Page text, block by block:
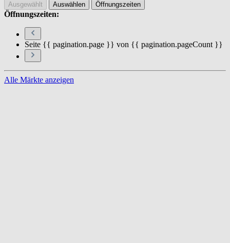
Ausgewählt Auswählen Öffnungszeiten
Öffnungszeiten:
Seite {{ pagination.page }} von {{ pagination.pageCount }}
Alle Märkte anzeigen